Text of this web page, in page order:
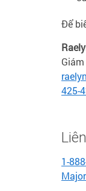
Để
425-
1-